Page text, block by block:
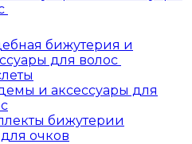
бижутерия и
для волос
и аксессуары для
бижутерии
очков